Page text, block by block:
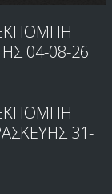
04-08-26
31-